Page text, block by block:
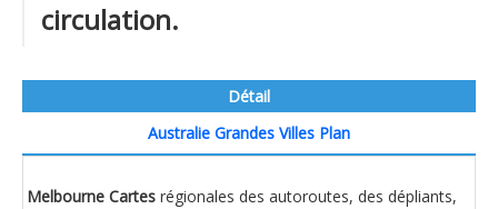
circulation.
Détail
Australie Grandes Villes Plan
Melbourne Cartes régionales des autoroutes, des dépliants,